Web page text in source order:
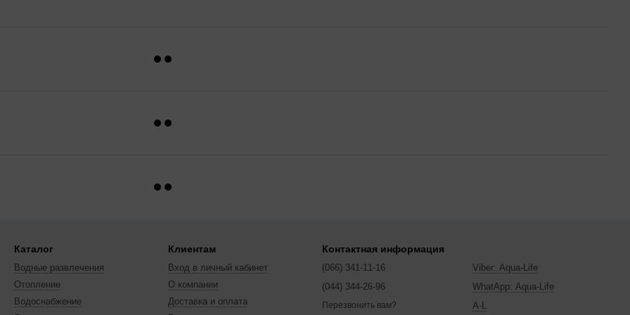
Каталог
Водные развлечения
Отопление
Водоснабжение
Клиентам
Вход в личный кабинет
О компании
Доставка и оплата
Контактная информация
(066) 341-11-16
(044) 344-26-96
Перезвонить вам?
Viber: Aqua-Life
WhatApp: Aqua-Life
A-L